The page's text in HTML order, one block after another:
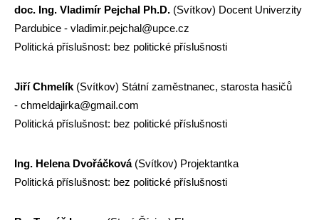
doc. Ing. Vladimír Pejchal Ph.D. (Svítkov) Docent Univerzity
Pardubice - vladimir.pejchal@upce.cz
Politická příslušnost: bez politické příslušnosti
Jiří Chmelík (Svítkov) Státní zaměstnanec, starosta hasičů
- chmeldajirka@gmail.com
Politická příslušnost: bez politické příslušnosti
Ing. Helena Dvořáčková (Svítkov) Projektantka
Politická příslušnost: bez politické příslušnosti